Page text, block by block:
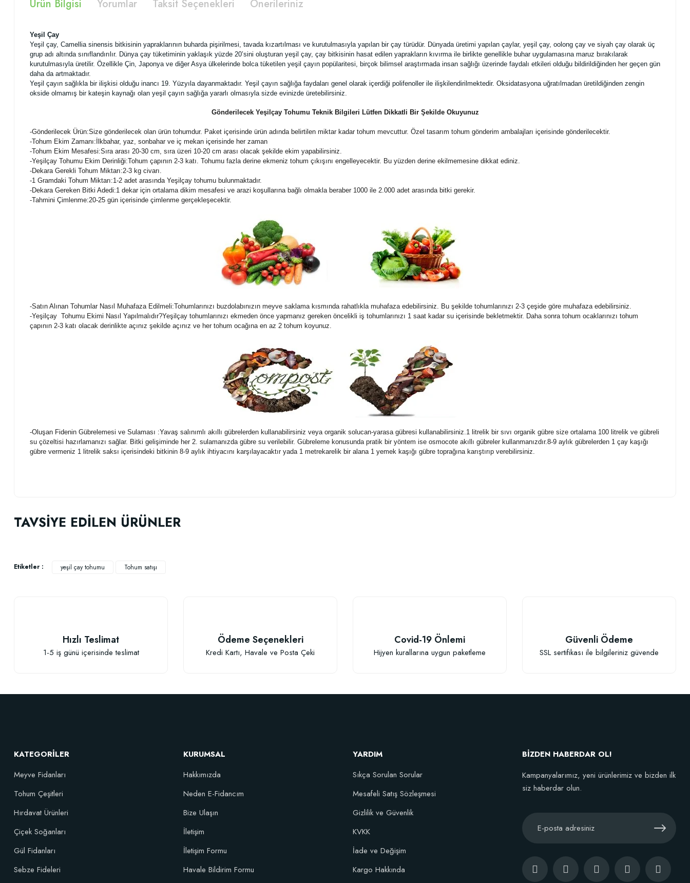
Ürün Bilgisi Yorumlar Taksit Seçenekleri Önerileriniz
Yeşil Çay
Yeşil çay, Camellia sinensis bitkisinin yapraklarının buharda pişirilmesi, tavada kızartılması ve kurutulmasıyla yapılan bir çay türüdür. Dünyada üretimi yapılan çaylar, yeşil çay, oolong çay ve siyah çay olarak üç
grup adı altında sınıflandırılır. Dünya çay tüketiminin yaklaşık yüzde 20’sini oluşturan yeşil çay, çay bitkisinin hasat edilen yaprakların kıvırma ile birlikte genellikle buhar uygulamasına maruz bırakılarak
kurutulmasıyla üretilir. Özellikle Çin, Japonya ve diğer Asya ülkelerinde bolca tüketilen yeşil çayın popülaritesi, birçok bilimsel araştırmada insan sağlığı üzerinde faydalı etkileri olduğu bildirildiğinden her geçen gün
daha da artmaktadır.
Yeşil çayın sağlıkla bir ilişkisi olduğu inancı 19. Yüzyıla dayanmaktadır. Yeşil çayın sağlığa faydaları genel olarak içerdiği polifenoller ile ilişkilendirilmektedir. Oksidatasyona uğratılmadan üretildiğinden zengin
okside olmamış bir kateşin kaynağı olan yeşil çayın sağlığa yararlı olmasıyla sizde evinizde üretebilirsiniz.
Gönderilecek Yeşilçay Tohumu Teknik Bilgileri Lütfen Dikkatli Bir Şekilde Okuyunuz
-Gönderilecek Ürün:Size gönderilecek olan ürün tohumdur. Paket içerisinde ürün adında belirtilen miktar kadar tohum mevcuttur. Özel tasarım tohum gönderim ambalajları içerisinde gönderilecektir.
-Tohum Ekim Zamanı:İlkbahar, yaz, sonbahar ve iç mekan içerisinde her zaman
-Tohum Ekim Mesafesi:Sıra arası 20-30 cm, sıra üzeri 10-20 cm arası olacak şekilde ekim yapabilirsiniz.
-Yeşilçay Tohumu Ekim Derinliği:Tohum çapının 2-3 katı. Tohumu fazla derine ekmeniz tohum çıkışını engelleyecektir. Bu yüzden derine ekilmemesine dikkat ediniz.
-Dekara Gerekli Tohum Miktarı:2-3 kg civarı.
-1 Gramdaki Tohum Miktarı:1-2 adet arasında Yeşilçay tohumu bulunmaktadır.
-Dekara Gereken Bitki Adedi:1 dekar için ortalama dikim mesafesi ve arazi koşullarına bağlı olmakla beraber 1000 ile 2.000 adet arasında bitki gerekir.
-Tahmini Çimlenme:20-25 gün içerisinde çimlenme gerçekleşecektir.
-Satın Alınan Tohumlar Nasıl Muhafaza Edilmeli:Tohumlarınızı buzdolabınızın meyve saklama kısmında rahatlıkla muhafaza edebilirsiniz. Bu şekilde tohumlarınızı 2-3 çeşide göre muhafaza edebilirsiniz.
-Yeşilçay Tohumu Ekimi Nasıl Yapılmalıdır?Yeşilçay tohumlarınızı ekmeden önce yapmanız gereken öncelikli iş tohumlarınızı 1 saat kadar su içerisinde bekletmektir. Daha sonra tohum ocaklarınızı tohum
çapının 2-3 katı olacak derinlikte açınız şekilde açınız ve her tohum ocağına en az 2 tohum koyunuz.
-Oluşan Fidenin Gübrelemesi ve Sulaması :Yavaş salınımlı akıllı gübrelerden kullanabilirsiniz veya organik solucan-yarasa gübresi kullanabilirsiniz.1 litrelik bir sıvı organik gübre size ortalama 100 litrelik ve gübreli
su çözeltisi hazırlamanızı sağlar. Bitki gelişiminde her 2. sulamanızda gübre su verilebilir. Gübreleme konusunda pratik bir yöntem ise osmocote akıllı gübreler kullanmanızdır.8-9 aylık gübrelerden 1 çay kaşığı
gübre vermeniz 1 litrelik saksı içerisindeki bitkinin 8-9 aylık ihtiyacını karşılayacaktır yada 1 metrekarelik bir alana 1 yemek kaşığı gübre toprağına karıştırıp verebilirsiniz.
Ürün bilgilerinde hatalar bulunuyor.
TAVSİYE EDİLEN ÜRÜNLER
Özel Karışım Fidan Tutma Yüzdesini Arttıran Organik Dikim Gübresi (10 fidan için)
152,75 TL
Stokta Yok
Etiketler : yeşil çay tohumu Tohum satışı
Hızlı Teslimat
1-5 iş günü içerisinde teslimat
Ödeme Seçenekleri
Kredi Kartı, Havale ve Posta Çeki
Covid-19 Önlemi
Hijyen kurallarına uygun paketleme
Güvenli Ödeme
SSL sertifikası ile bilgileriniz güvende
KATEGORİLER
Meyve Fidanları
Tohum Çeşitleri
Hırdavat Ürünleri
Çiçek Soğanları
Gül Fidanları
Sebze Fideleri
KURUMSAL
Hakkımızda
Neden E-Fidancım
Bize Ulaşın
İletişim
İletişim Formu
Havale Bildirim Formu
YARDIM
Sıkça Sorulan Sorular
Mesafeli Satış Sözleşmesi
Gizlilik ve Güvenlik
KVKK
İade ve Değişim
Kargo Hakkında
BİZDEN HABERDAR OL!
Kampanyalarımız, yeni ürünlerimiz ve bizden ilk
siz haberdar olun.